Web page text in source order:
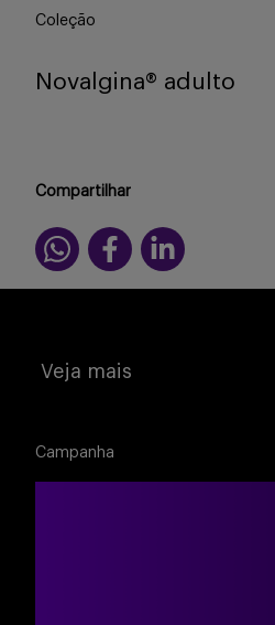
Coleção
Novalgina® adulto
Compartilhar
Veja mais
Campanha